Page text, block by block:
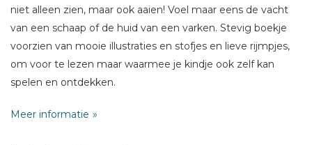
niet alleen zien, maar ook aaien! Voel maar eens de vacht
van een schaap of de huid van een varken. Stevig boekje
voorzien van mooie illustraties en stofjes en lieve rijmpjes,
om voor te lezen maar waarmee je kindje ook zelf kan
spelen en ontdekken.
Meer informatie
Bericht *